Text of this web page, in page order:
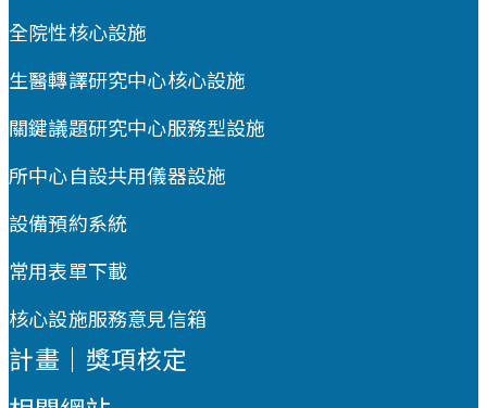
全院性核心設施
生醫轉譯研究中心核心設施
關鍵議題研究中心服務型設施
所中心自設共用儀器設施
設備預約系統
常用表單下載
核心設施服務意見信箱
計畫｜獎項核定